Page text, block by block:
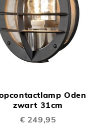
Oden
zwart 31cm
€ 249,95